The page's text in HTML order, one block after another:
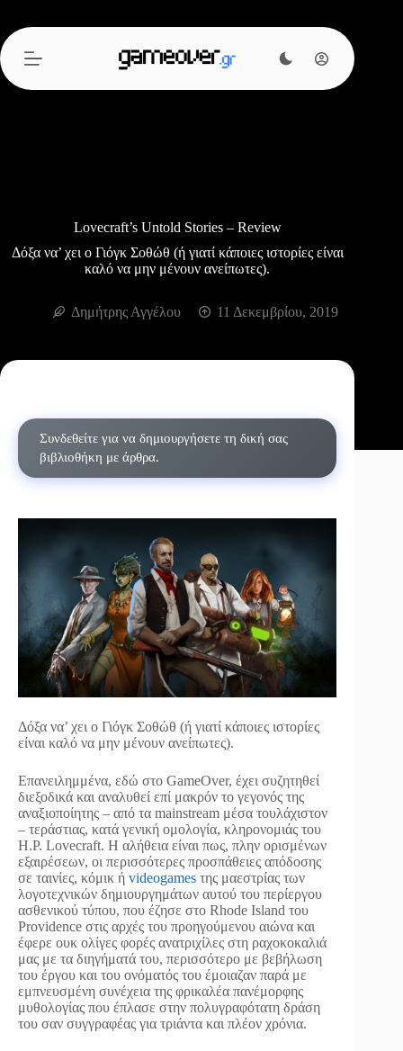
περιεχόμενο
Lovecraft’s Untold Stories – Review
Δόξα να’ χει ο Γιόγκ Σοθώθ (ή γιατί κάποιες ιστορίες είναι
καλό να μην μένουν ανείπωτες).
Δημήτρης Αγγέλου 11 Δεκεμβρίου, 2019
Συνδεθείτε για να δημιουργήσετε τη δική σας
βιβλιοθήκη με άρθρα.
Δόξα να’ χει ο Γιόγκ Σοθώθ (ή γιατί κάποιες ιστορίες
είναι καλό να μην μένουν ανείπωτες).
Επανειλημμένα, εδώ στο GameΟver, έχει συζητηθεί
διεξοδικά και αναλυθεί επί μακρόν το γεγονός της
αναξιοποίητης – από τα mainstream μέσα τουλάχιστον
– τεράστιας, κατά γενική ομολογία, κληρονομιάς του
H.P. Lovecraft. Η αλήθεια είναι πως, πλην ορισμένων
εξαιρέσεων, οι περισσότερες προσπάθειες απόδοσης
σε ταινίες, κόμικ ή videogames της μαεστρίας των
λογοτεχνικών δημιουργημάτων αυτού του περίεργου
ασθενικού τύπου, που έζησε στο Rhode Island του
Providence στις αρχές του προηγούμενου αιώνα και
έφερε ουκ ολίγες φορές ανατριχίλες στη ραχοκοκαλιά
μας με τα διηγήματά του, περισσότερο με βεβήλωση
του έργου και του ονόματός του έμοιαζαν παρά με
εμπνευσμένη συνέχεια της φρικαλέα πανέμορφης
μυθολογίας που έπλασε στην πολυγραφότατη δράση
του σαν συγγραφέας για τριάντα και πλέον χρόνια.